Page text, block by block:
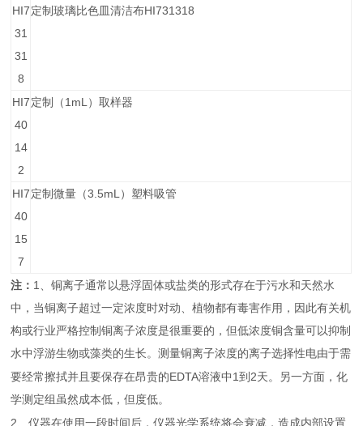
HI7
31
31
8
定制玻璃比色皿清洁布HI731318
HI7
40
14
2
定制（ 1mL ）取样器
HI7
40
15
7
定制微量（3.5mL ）塑料吸管
注： 1
、铜离子通常以悬浮固体或盐类的形式存在于污水和天然水
中，当铜离子超过一定浓度时对动、植物都有毒害作用，因此有关机
构或行业严格控制铜离子浓度是很重要的，但低浓度铜含量可以抑制
水中浮游生物或藻类的生长。测量铜离子浓度的离子选择性电由于需
要经常擦拭并且要保存在昂贵的EDTA溶液中 1到 2天。另一方面，化
学测定组虽然成本低，但度低。
2 、仪器在使用一段时间后，仪器光学系统将会衰减，造成内部设置